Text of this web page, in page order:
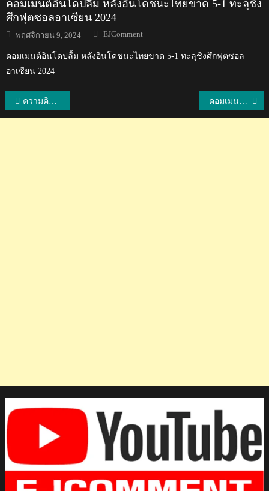
คอมเมนต์อินโดปลื้ม หลังอินโดชนะไทยขาด 5-1 ทะลุชิง
ศึกฟุตซอลอาเซียน 2024
Posted
on
พฤศจิกายน 9, 2024 Author
EJComment
คอมเมนต์อินโดปลื้ม หลังอินโดชนะไทยขาด 5-1 ทะลุชิงศึกฟุตซอล
อาเซียน 2024
แนะแนว
ความคิดเห็นยูเออี+เวียดนามหลังเวียดนามชนะยูเออี 1-0 ศึกฟุตบอลโลกรอบคัดเลือก คอมเมนต์ชาวเวียดนามหลังเสมอไทย 0-0 ในศึกฟุตบอลโลกรอบคัดเลือก